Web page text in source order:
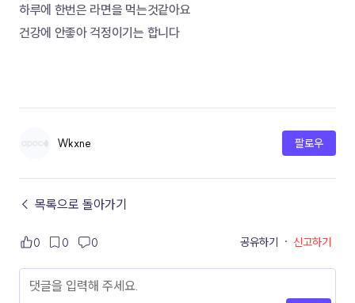
하루에 한번은 라면을 먹는것같아요
건강에 안좋아 걱정이기는 합니다
Wkxne 팔로우
← 목록으로 돌아가기
0 0 0 공유하기 · 신고하기